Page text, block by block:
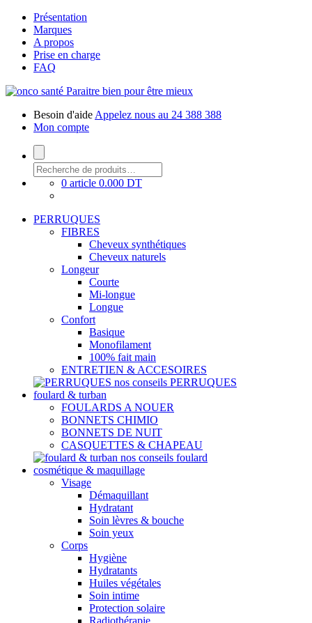
Présentation
Marques
A propos
Prise en charge
FAQ
Paraitre bien pour être mieux
Besoin d'aide Appelez nous au 24 388 388
Mon compte
0 article 0.000 DT
PERRUQUES
FIBRES
Cheveux synthétiques
Cheveux naturels
Longeur
Courte
Mi-longue
Longue
Confort
Basique
Monofilament
100% fait main
ENTRETIEN & ACCESOIRES
nos conseils PERRUQUES
foulard & turban
FOULARDS A NOUER
BONNETS CHIMIO
BONNETS DE NUIT
CASQUETTES & CHAPEAU
nos conseils foulard
cosmétique & maquillage
Visage
Démaquillant
Hydratant
Soin lèvres & bouche
Soin yeux
Corps
Hygiène
Hydratants
Huiles végétales
Soin intime
Protection solaire
Radiothérapie